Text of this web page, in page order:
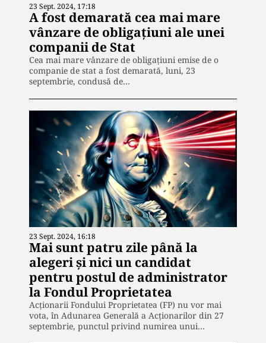
23 Sept. 2024, 17:18
A fost demarată cea mai mare
vânzare de obligațiuni ale unei
companii de Stat
Cea mai mare vânzare de obligațiuni emise de o
companie de stat a fost demarată, luni, 23
septembrie, condusă de…
23 Sept. 2024, 16:18
Mai sunt patru zile până la
alegeri și nici un candidat
pentru postul de administrator
la Fondul Proprietatea
Acționarii Fondului Proprietatea (FP) nu vor mai
vota, în Adunarea Generală a Acționarilor din 27
septembrie, punctul privind numirea unui…